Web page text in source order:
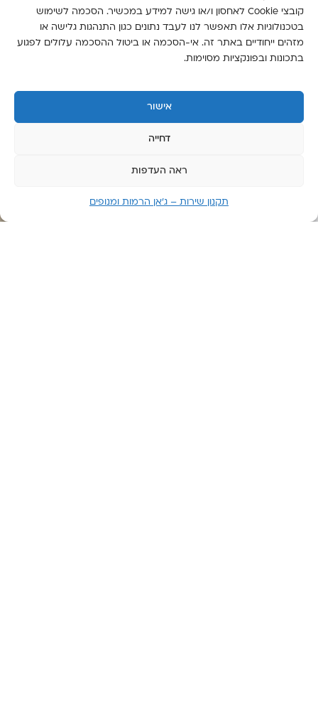
קובצי Cookie לאחסון ו/או גישה למידע במכשיר. הסכמה לשימוש
בטכנולוגיות אלו תאפשר לנו לעבד נתונים כגון התנהגות גלישה או
מזהים ייחודיים באתר זה. אי-הסכמה או ביטול ההסכמה עלולים לפגוע
בתכונות ובפונקציות מסוימות.
אישור
דחייה
ראה העדפות
תקנון שירות – ג’אן הרמות ומנופים
זמין 24
שעות
יום